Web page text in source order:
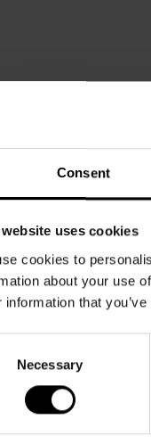
Consent
uses cookies
cookies to
about your use
information that
Necessary